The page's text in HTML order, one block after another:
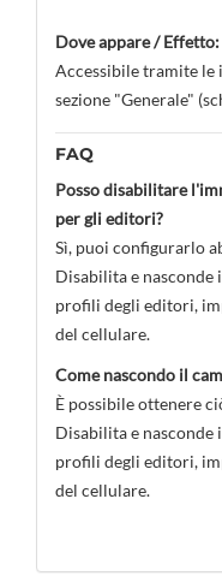
Dove appare / Effetto:
Accessibile tramite le
sezione "Generale"
FAQ
Posso disabilitare
per gli editori?
Sì, puoi configurarlo
Disabilita e nasconde
profili degli editori,
del cellulare.
Come nascondo il
È possibile ottenere
Disabilita e nasconde
profili degli editori,
del cellulare.